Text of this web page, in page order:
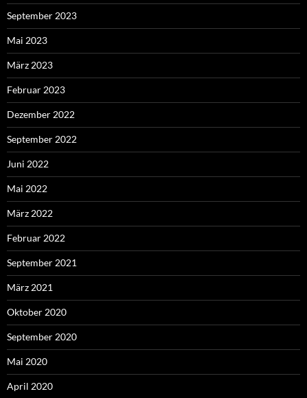
September 2023
Mai 2023
März 2023
Februar 2023
Dezember 2022
September 2022
Juni 2022
Mai 2022
März 2022
Februar 2022
September 2021
März 2021
Oktober 2020
September 2020
Mai 2020
April 2020